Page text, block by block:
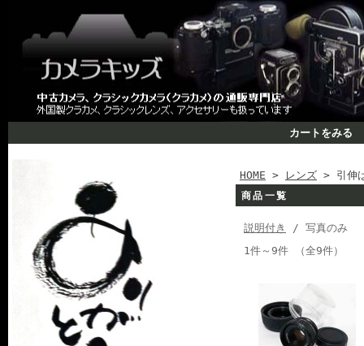
カートをみる
HOME > レンズ > 引伸
商品一覧
説明付き
/ 写真のみ
1件～9件 （全9件）